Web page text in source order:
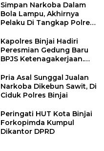
Simpan Narkoba Dalam
Bola Lampu, Akhirnya
Pelaku Di Tangkap Polres
Kapolres Binjai Hadiri
Peresmian Gedung Baru
BPJS Ketenagakerjaan.
Menyeluruh bagi Pekerja”
Pria Asal Sunggal Jualan
Narkoba Dikebun Sawit, Di
Ciduk Polres Binjai
Peringati HUT Kota Binjai
Forkopimda Kumpul
Dikantor DPRD